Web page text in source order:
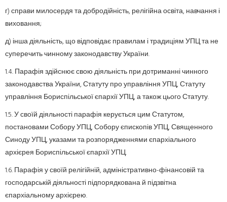
г) справи милосердя та добродійність, релігійна освіта, навчання і
виховання;
д) інша діяльність, що відповідає правилам і традиціям УПЦ та не
суперечить чинному законодавству України.
1.4. Парафія здійснює свою діяльність при дотриманні чинного
законодавства України, Статуту про управління УПЦ, Статуту
управління Бориспільської єпархії УПЦ, а також цього Статуту.
1.5. У своїй діяльності парафія керується цим Статутом,
постановами Собору УПЦ, Собору єпископів УПЦ, Священного
Синоду УПЦ, указами та розпорядженнями єпархіального
архієрея Бориспільської єпархії УПЦ.
1.6. Парафія у своїй релігійній, адміністративно-фінансовій та
господарській діяльності підпорядкована й підзвітна
єпархіальному архієрею.